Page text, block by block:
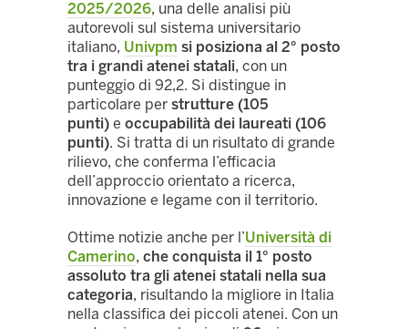
2025/2026, una delle analisi più
autorevoli sul sistema universitario
italiano, Univpm si posiziona al 2° posto
tra i grandi atenei statali, con un
punteggio di 92,2. Si distingue in
particolare per strutture (105
punti) e occupabilità dei laureati (106
punti). Si tratta di un risultato di grande
rilievo, che conferma l’efficacia
dell’approccio orientato a ricerca,
innovazione e legame con il territorio.
Ottime notizie anche per l’Università di
Camerino, che conquista il 1° posto
assoluto tra gli atenei statali nella sua
categoria, risultando la migliore in Italia
nella classifica dei piccoli atenei. Con un